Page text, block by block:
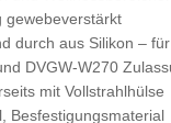
gewebeverstärkt
durch aus Silikon –
DVGW-W270
mit Vollstrahlhülse
Besfestigungsmaterial